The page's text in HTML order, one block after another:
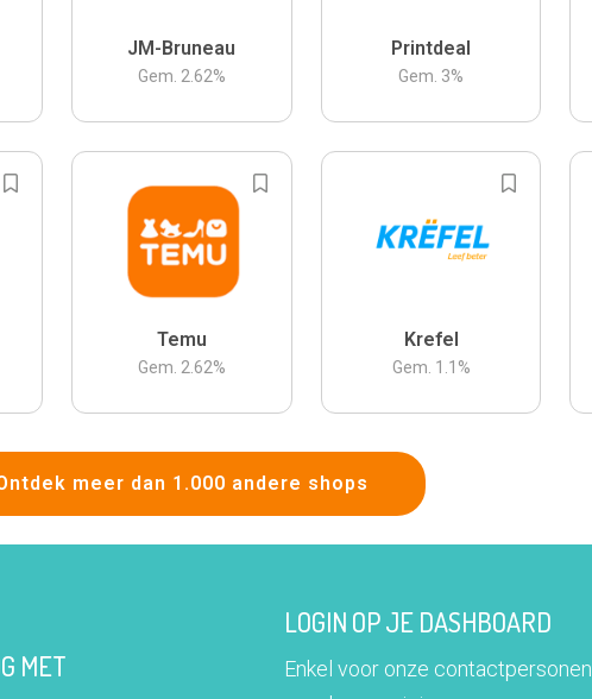
JM-Bruneau
Gem. 2.62%
Printdeal
Gem. 3%
Temu
Gem. 2.62%
Krefel
Gem. 1.1 %
meer dan 1.000 andere shops
MET
LOGIN OP JE DASHBOARD
Enkel voor onze contactpersonen